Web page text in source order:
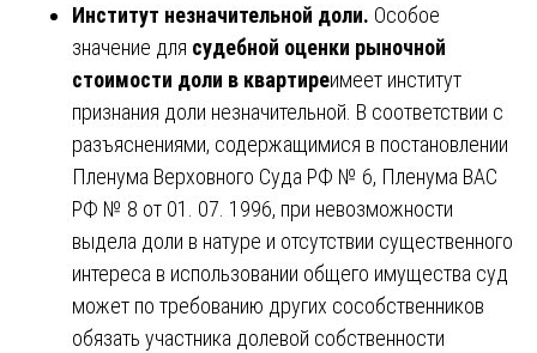
Институт незначительной доли. Особое
значение для судебной оценки рыночной
стоимости доли в квартиреимеет институт
признания доли незначительной. В соответствии с
разъяснениями, содержащимися в постановлении
Пленума Верховного Суда РФ № 6, Пленума ВАС
РФ № 8 от 01. 07. 1996, при невозможности
выдела доли в натуре и отсутствии существенного
интереса в использовании общего имущества суд
может по требованию других сособственников
обязать участника долевой собственности